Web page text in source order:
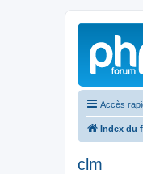
Accès
Index du
clm